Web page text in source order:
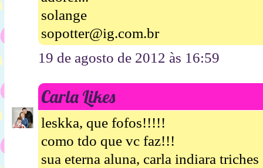
solange
sopotter@ig.com.br
19 de agosto de 2012 às 16:59
Carla Likes
leskka, que fofos!!!!!
como tdo que vc faz!!!
sua eterna aluna, carla indiara triches